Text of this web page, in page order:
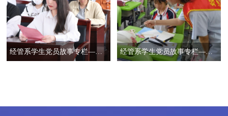
经管系学生党员故事专栏——张国亮 经管系学生党员故事专栏——李志琼